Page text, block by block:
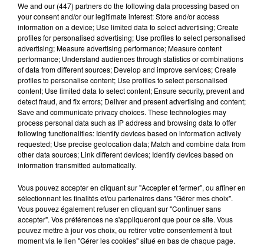
Lecture (4 min 25 sec)
100%
100% Radio les infos du grand Toulouse
13 novembre 2023 - 4 min 25 sec
LES INFOS DU GRAND TOULOUSE DU
13/11/2023 À 07H00
We and our (447) partnersdo the following data processing based on
your consent and/or our legitimate interest: Store and/or access
information on a device; Use limited data to select advertising; Create
profiles for personalised advertising; Use profiles to select personalised
advertising; Measure advertising performance; Measure content
performance; Understand audiences through statistics or combinations
of data from different sources; Develop and improve services; Create
profiles to personalise content; Use profiles to select personalised
content; Use limited data to select content; Ensure security, prevent and
detect fraud, and fix errors; Deliver and present advertising and content;
Save and communicate privacy choices. These technologies may
process personal data such as IP address and browsing data to offer
following functionalities: Identify devices based on information actively
requested; Use precise geolocation data; Match and combine data from
other data sources; Link different devices; Identify devices based on
information transmitted automatically.
Vous pouvez accepter en cliquant sur "Accepter et fermer", ou affiner en
sélectionnant les finalités et/ou partenaires dans "Gérer mes choix".
Vous pouvez également refuser en cliquant sur "Continuer sans
accepter". Vos préférences ne s'appliqueront que pour ce site. Vous
pouvez mettre à jour vos choix, ou retirer votre consentement à tout
moment via le lien "Gérer les cookies" situé en bas de chaque page.